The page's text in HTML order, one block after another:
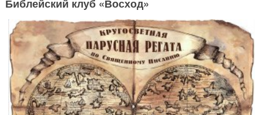
Библейский клуб «Восход»